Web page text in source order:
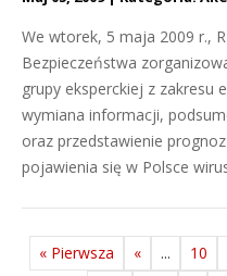
We wtorek, 5 maja 2009 r.,
Bezpieczeństwa
grupy eksperckiej z zakresu
wymiana informacji,
oraz przedstawienie
pojawienia się w Polsce
« Pierwsza « ... 10